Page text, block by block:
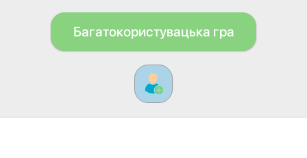
Багатокористувацька гра